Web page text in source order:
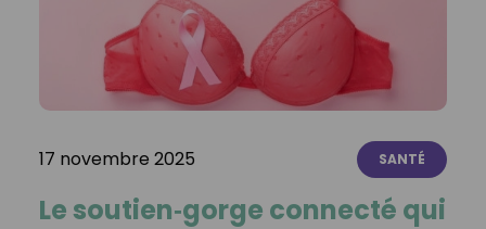
17 novembre 2025 SANTÉ
Le soutien‐gorge connecté qui